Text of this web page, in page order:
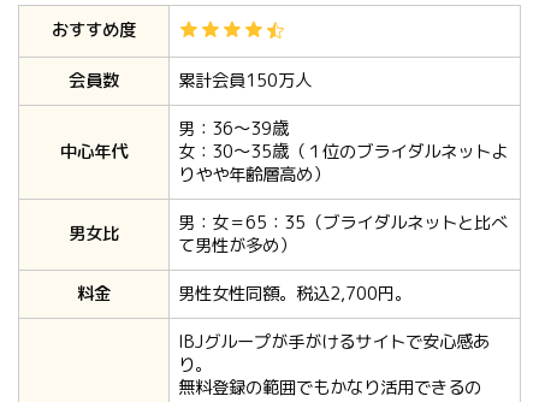
おすすめ度
会員数 累計会員150万人
中心年代
男：36〜39歳
女：30〜35歳（１位のブライダルネットよ
りやや年齢層高め）
男女比
男：女＝65：35（ブライダルネットと比べ
て男性が多め）
料金
男性女性同額。税込2,700円。
IBJグループが手がけるサイトで安心感あ
り。
無料登録の範囲でもかなり活用できるの